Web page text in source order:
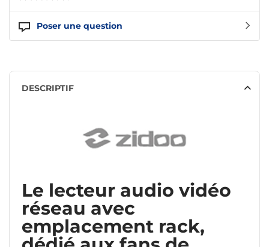
Poser une question
DESCRIPTIF
Le lecteur audio vidéo
réseau avec
emplacement rack,